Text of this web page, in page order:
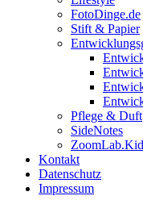
FotoDinge.de
Stift & Papier
Pflege & Duft
SideNotes
Kontakt
Datenschutz
Impressum